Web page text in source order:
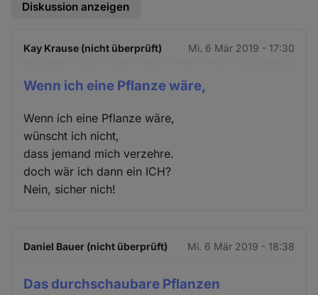
Diskussion anzeigen
Kay Krause (nicht überprüft) Mi. 6 Mär 2019 - 17:30
Wenn ich eine Pflanze wäre,
Wenn ich eine Pflanze wäre,
wünscht ich nicht,
dass jemand mich verzehre.
doch wär ich dann ein ICH?
Nein, sicher nich!
Daniel Bauer (nicht überprüft) Mi. 6 Mär 2019 - 18:38
Das durchschaubare Pflanzen